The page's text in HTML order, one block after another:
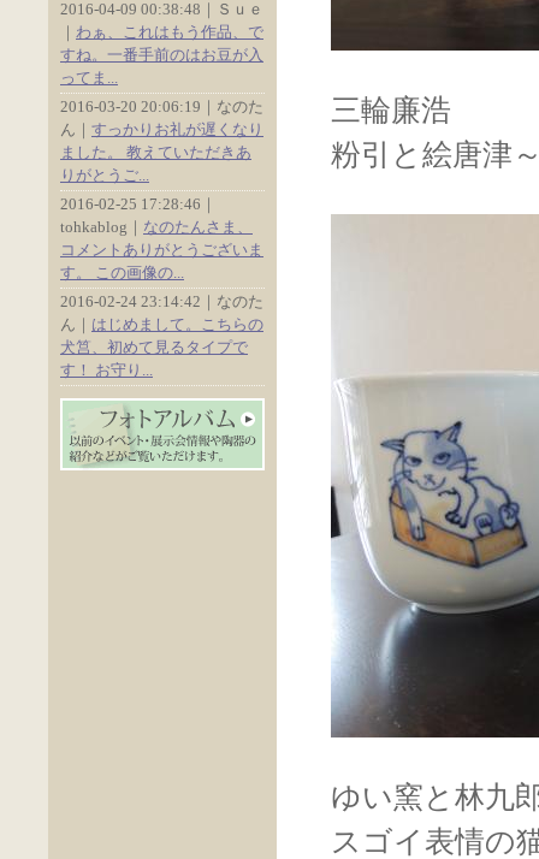
三輪廉浩
粉引と絵唐津
ゆい窯と林九
スゴイ表情の
2016-04-09 00:38:48｜Ｓｕｅ
わぁ、これはもう作品、で
すね。一番手前のはお豆が入
ってま...
2016-03-20 20:06:19｜なのた
ん｜ すっかりお礼が遅くなり
ました。 教えていただきあ
りがとうご...
2016-02-25 17:28:46｜
tohkablog｜ なのたんさま、
コメントありがとうございま
す。 この画像の...
2016-02-24 23:14:42｜なのた
ん｜ はじめまして。こちらの
犬筥、初めて見るタイプで
す！ お守り...